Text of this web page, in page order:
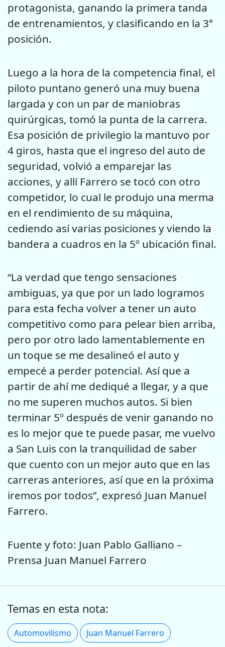
protagonista, ganando la primera tanda
de entrenamientos, y clasificando en la 3ª
posición.
Luego a la hora de la competencia final, el
piloto puntano generó una muy buena
largada y con un par de maniobras
quirúrgicas, tomó la punta de la carrera.
Esa posición de privilegio la mantuvo por
4 giros, hasta que el ingreso del auto de
seguridad, volvió a emparejar las
acciones, y allí Farrero se tocó con otro
competidor, lo cual le produjo una merma
en el rendimiento de su máquina,
cediendo así varias posiciones y viendo la
bandera a cuadros en la 5º ubicación final.
“La verdad que tengo sensaciones
ambiguas, ya que por un lado logramos
para esta fecha volver a tener un auto
competitivo como para pelear bien arriba,
pero por otro lado lamentablemente en
un toque se me desalineó el auto y
empecé a perder potencial. Así que a
partir de ahí me dediqué a llegar, y a que
no me superen muchos autos. Si bien
terminar 5º después de venir ganando no
es lo mejor que te puede pasar, me vuelvo
a San Luis con la tranquilidad de saber
que cuento con un mejor auto que en las
carreras anteriores, así que en la próxima
iremos por todos”, expresó Juan Manuel
Farrero.
Fuente y foto: Juan Pablo Galliano –
Prensa Juan Manuel Farrero
Temas en esta nota:
Automovilismo Juan Manuel Farrero